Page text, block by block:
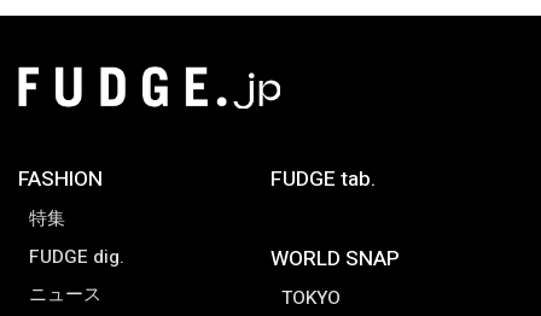
FASHION
特集
FUDGE dig.
ニュース
FUDGE tab.
WORLD SNAP
TOKYO